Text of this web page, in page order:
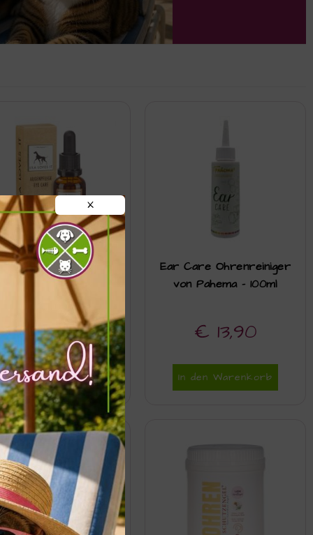
von LLI –
30ml
€15,10
In den Warenkorb
Ear Care Ohrenreiniger
von Pahema – 100ml
€ 13,90
In den Warenkorb
X